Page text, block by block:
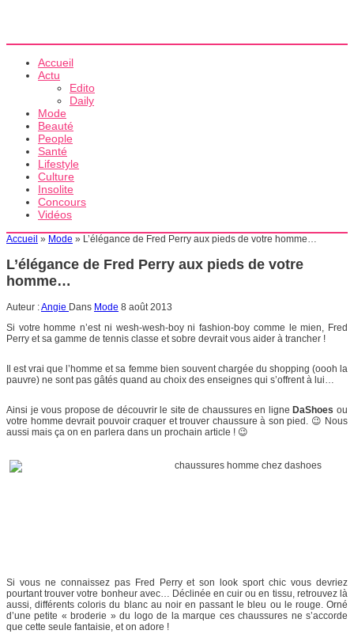
Accueil
Actu
Edito
Daily
Mode
Beauté
People
Santé
Lifestyle
Culture
Insolite
Concours
Vidéos
Accueil » Mode » L’élégance de Fred Perry aux pieds de votre homme…
L’élégance de Fred Perry aux pieds de votre
homme…
Auteur :Angie Dans Mode 8 août 2013
Si votre homme n’est ni wesh-wesh-boy ni fashion-boy comme le mien, Fred
Perry et sa gamme de tennis classe et sobre devrait vous aider à trancher !
Il est vrai que l’homme et sa femme bien souvent chargée du shopping (oooh la
pauvre) ne sont pas gâtés quand au choix des enseignes qui s’offrent à lui…
Ainsi je vous propose de découvrir le site de chaussures en ligneDaShoes ou
votre homme devrait pouvoir craquer et trouver chaussure à son pied. 😉 Nous
aussi mais ça on en parlera dans un prochain article ! 😉
Si vous ne connaissez pas Fred Perry et son look sport chic vous devriez
pourtant trouver votre bonheur avec… Déclinée en cuir ou en tissu, retrouvez là
aussi, différents coloris du blanc au noir en passant le bleu ou le rouge. Orné
d’une petite « broderie » du logo de la marque ces chaussures ne s’accorde
que cette seule fantaisie, et on adore !